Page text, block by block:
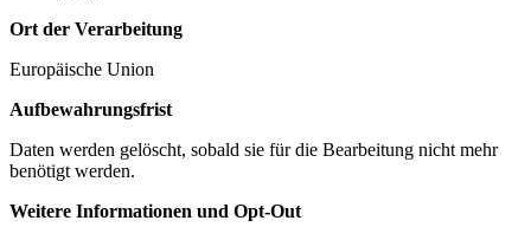
Ort der Verarbeitung
Europäische Union
Aufbewahrungsfrist
Daten werden gelöscht, sobald sie für die Bearbeitung nicht mehr
benötigt werden.
Weitere Informationen und Opt-Out